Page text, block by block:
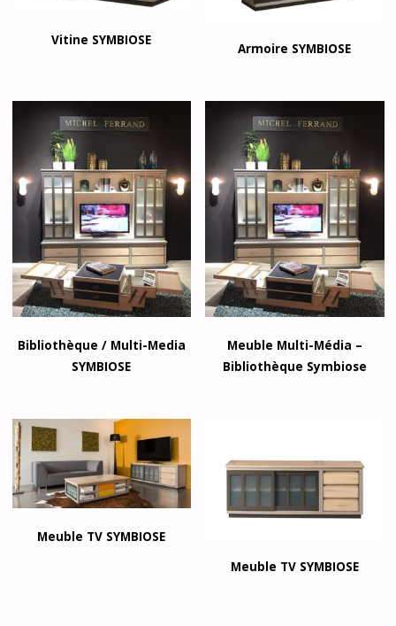
Vitine SYMBIOSE
Armoire SYMBIOSE
Bibliothèque / Multi-Media
SYMBIOSE
Meuble Multi-Média –
Bibliothèque Symbiose
Meuble TV SYMBIOSE
Meuble TV SYMBIOSE